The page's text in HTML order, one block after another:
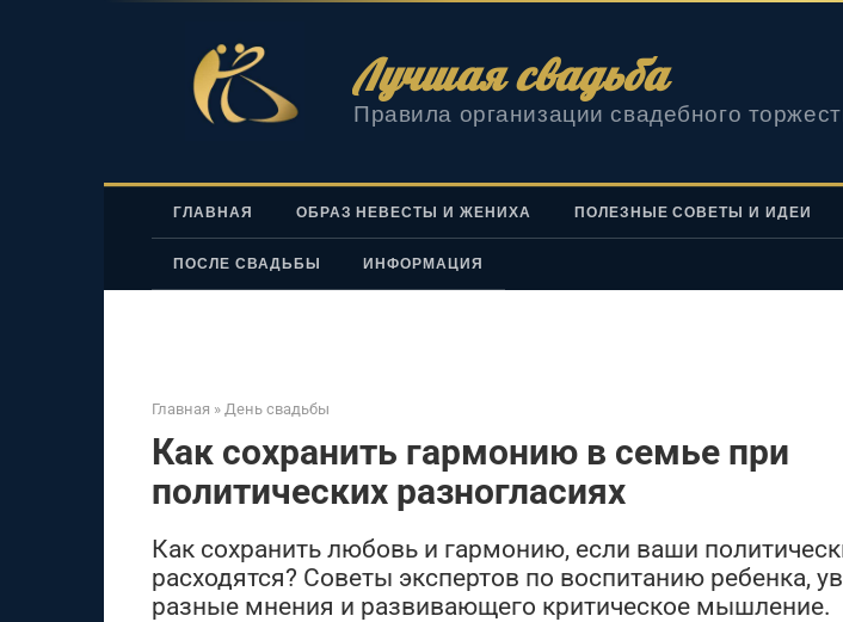
Лучшая свадьба
Правила организации свадебного
ГЛАВНАЯ ОБРАЗ НЕВЕСТЫ И ЖЕНИХА ПОЛЕЗНЫЕ СОВЕТЫ И ИДЕИ
ПОСЛЕ СВАДЬБЫ ИНФОРМАЦИЯ
Главная » День свадьбы
Как сохранить гармонию в семье при
политических разногласиях
Как сохранить любовь и гармонию, если ваши
расходятся? Советы экспертов по воспитанию ребенка,
разные мнения и развивающего критическое мышление.